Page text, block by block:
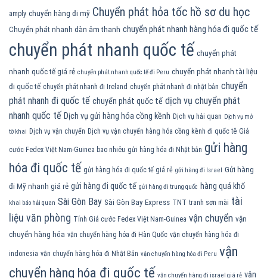
amply chuyển hàng đi mỹ Chuyển phát hỏa tốc hồ sơ du học
Chuyển phát nhanh dàn âm thanh chuyển phát nhanh hàng hóa đi quốc tế
chuyển phát nhanh quốc tế chuyển phát
nhanh quốc tế giá rẻ chuyển phát nhanh quốc tế đi Peru chuyển phát nhanh tài liệu
đi quốc tế chuyển phát nhanh đi Ireland chuyển phát nhanh đi nhật bản chuyển
phát nhanh đi quốc tế chuyển phát quốc tế dịch vụ chuyển phát
nhanh quốc tế Dịch vụ gửi hàng hóa cồng kềnh Dịch vụ hải quan Dịch vụ mở
tờ khai Dịch vụ vận chuyển Dịch vụ vận chuyển hàng hóa cồng kềnh đi quốc tê Giá
cước Fedex Việt Nam-Guinea bao nhiêu gửi hàng hóa đi Nhật bản gửi hàng
hóa đi quốc tế gửi hàng hóa đi quốc tế giá rẻ gửi hàng đi Israel
Gửi hàng
đi Mỹ nhanh giá rẻ gửi hàng đi quốc tế gửi hàng đi trung quốc hàng quá khổ
khai báo hải quan Sài Gòn Bay Sài Gòn Bay Express TNT tranh sơn mài tài
liệu văn phòng Tính Giá cước Fedex Việt Nam-Guinea vận chuyển vận
chuyển hàng hóa vận chuyển hàng hóa đi Hàn Quốc vận chuyển hàng hóa đi
indonesia vận chuyển hàng hóa đi Nhật Bản vận chuyển hàng hóa đi Peru vận
chuyển hàng hóa đi quốc tế vận chuyển hàng đi israel giá rẻ vận